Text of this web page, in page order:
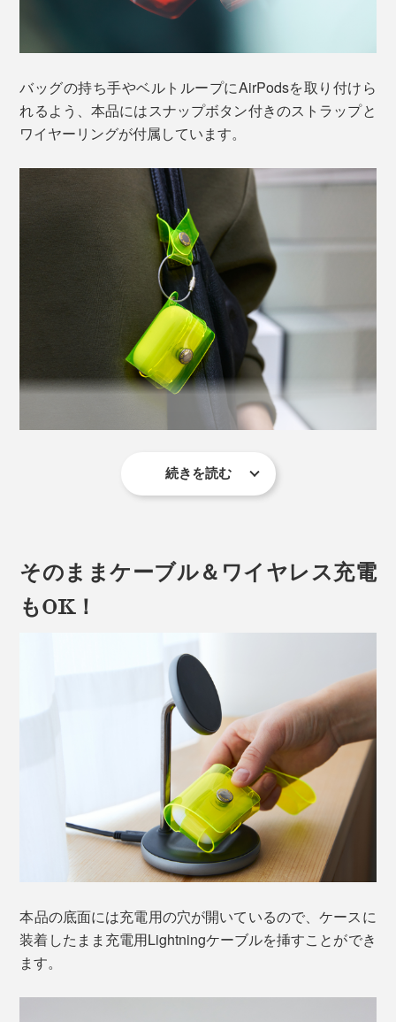
万が一落としても、スナップボタン付きのフラップ
凹凸のないコロンとした形状のAirPodsは、手から滑り
落ちやすく、白い表面に傷や汚れが付きやすくもありま
“ハダカ”で持ち歩いて傷だらけになったAirPods Pro・
カラーは全６色。
ーでカラフルな刺激を。大きなバッグの中でも、一目で
わかるから、迷子になりにくいところもポイントです。
バッグの持ち手やベルトループにAirPodsを取り付けら
れるよう、本品にはスナップボタン付きのストラップと
ワイヤーリングが付属しています。
上着のポケットやバッグの底で迷子になりがちな
細めのハンドルやループには、ボタンで簡単装着できる
ストラップを。
バックパックやボディバッグのショルダーストラップに
装着するなら、ワイヤーリングがおすすめです。
ネジを回して固定するため、一度付けたらスナップボタ
ンのように簡単には着脱できませんが、その分安心感は
あります。
続きを読む
そのままケーブル＆ワイヤレス充電
もOK！
本品の底面には充電用の穴が開いているので、ケースに
装着したまま充電用Lightningケーブルを挿すことができ
ます。